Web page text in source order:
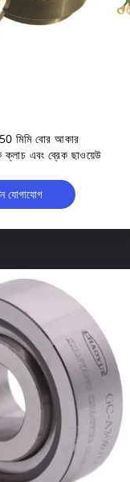
মিমি বোর আকার
ক্লাচ এবং ব্রেক ছাওয়েউ
যোগাযোগ